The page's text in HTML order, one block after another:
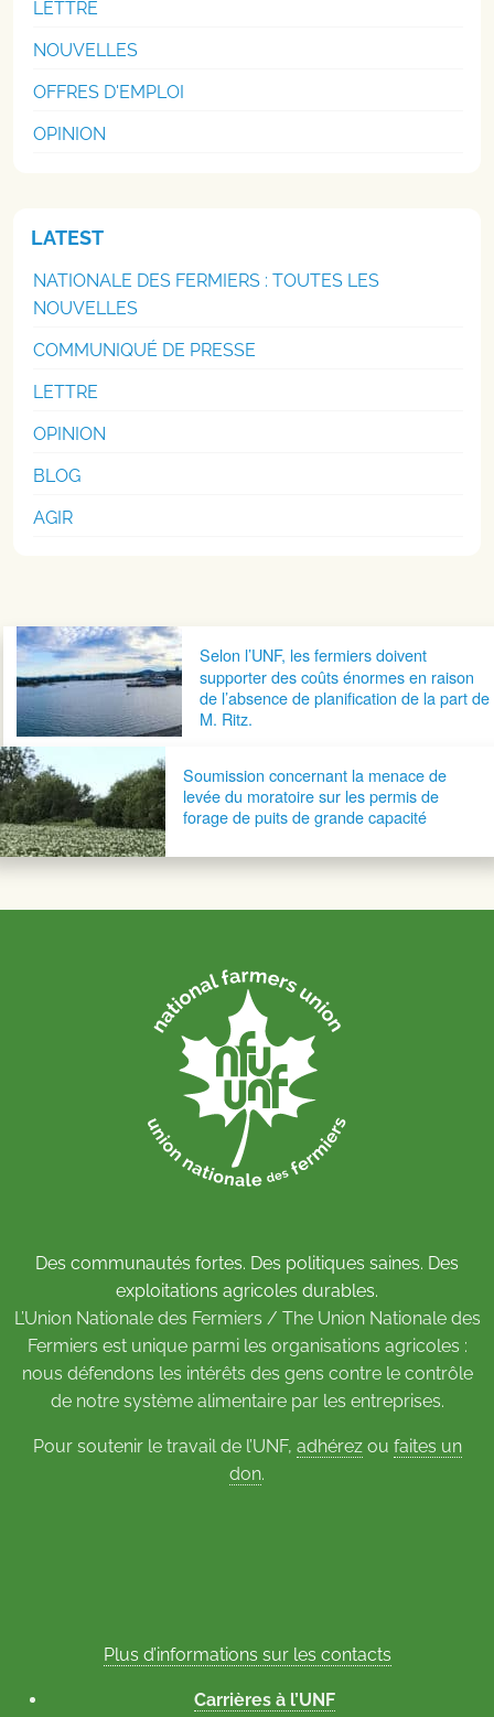
LETTRE
NOUVELLES
OFFRES D'EMPLOI
OPINION
LATEST
NATIONALE DES FERMIERS : TOUTES LES
NOUVELLES
COMMUNIQUÉ DE PRESSE
LETTRE
OPINION
BLOG
AGIR
Navigation postaleSelon l’UNF, les fermiers doivent
supporter des coûts énormes en raison
de l’absence de planification de la part de
M. Ritz.
Soumission concernant la menace de
levée du moratoire sur les permis de
forage de puits de grande capacité
Des communautés fortes. Des politiques saines. Des
exploitations agricoles durables.
L’Union Nationale des Fermiers / The Union Nationale des
Fermiers est unique parmi les organisations agricoles :
nous défendons les intérêts des gens contre le contrôle
de notre système alimentaire par les entreprises.
Pour soutenir le travail de l’UNF, adhérezou faites un
don.
Plus d’informations sur les contacts
Carrières à l’UNF